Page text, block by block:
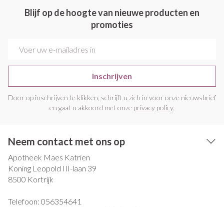
Blijf op de hoogte van nieuwe producten en
promoties
Inschrijven
Door op inschrijven te klikken, schrijft u zich in voor onze nieuwsbrief
en gaat u akkoord met onze privacy policy.
Neem contact met ons op
Apotheek Maes Katrien
Koning Leopold III-laan 39
8500 Kortrijk
Telefoon: 056354641